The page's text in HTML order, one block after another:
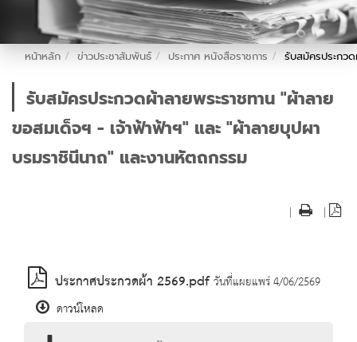
หน้าหลัก ข่าวประชาสัมพันธ์ ประกาศ หนังสือราชการ รับสมัครประกว
รับสมัครประกวดผ้าลายพระราชทาน "ผ้าลาย
ขอสมเด็จฯ - เจ้าฟ้าฟ้าฯ" และ "ผ้าลายบุปผา
บรมราชินีนาถ" และงานหัตถกรรม
| |
ประกาศประกวดผ้า 2569.pdfวันที่แผยแพร่ 4/06/2569
ดาวน์โหลด